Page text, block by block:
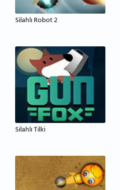
Silahlı Robot 2
Silahlı Tilki